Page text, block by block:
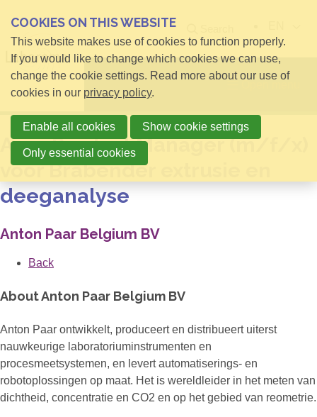
Area Product Manager (m/f/x)
voor Brabender extrusie en
deeganalyse
Anton Paar Belgium BV
Back
About Anton Paar Belgium BV
Anton Paar ontwikkelt, produceert en distribueert uiterst
nauwkeurige laboratoriuminstrumenten en
procesmeetsystemen, en levert automatiserings- en
robotoplossingen op maat. Het is wereldleider in het meten van
dichtheid, concentratie en CO2 en op het gebied van reometrie.
COOKIES ON THIS WEBSITE
This website makes use of cookies to function properly.
If you would like to change which cookies we can use,
change the cookie settings. Read more about our use of
cookies in our privacy policy.
Enable all cookies Show cookie settings
Only essential cookies